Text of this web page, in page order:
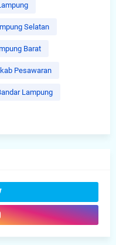
Selatan
Barat
Pesawaran
Lampung